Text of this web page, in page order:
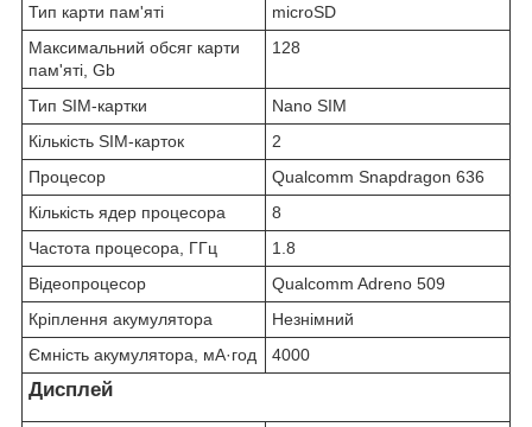
Тип карти пам'яті
microSD
Максимальний обсяг карти
пам'яті, Gb
128
Тип SIM-картки
Nano SIM
Кількість SIM-карток
2
Процесор
Qualcomm Snapdragon 636
Кількість ядер процесора
8
Частота процесора, ГГц
1.8
Відеопроцесор
Qualcomm Adreno 509
Кріплення акумулятора
Незнімний
Ємність акумулятора, мА·год
4000
Дисплей